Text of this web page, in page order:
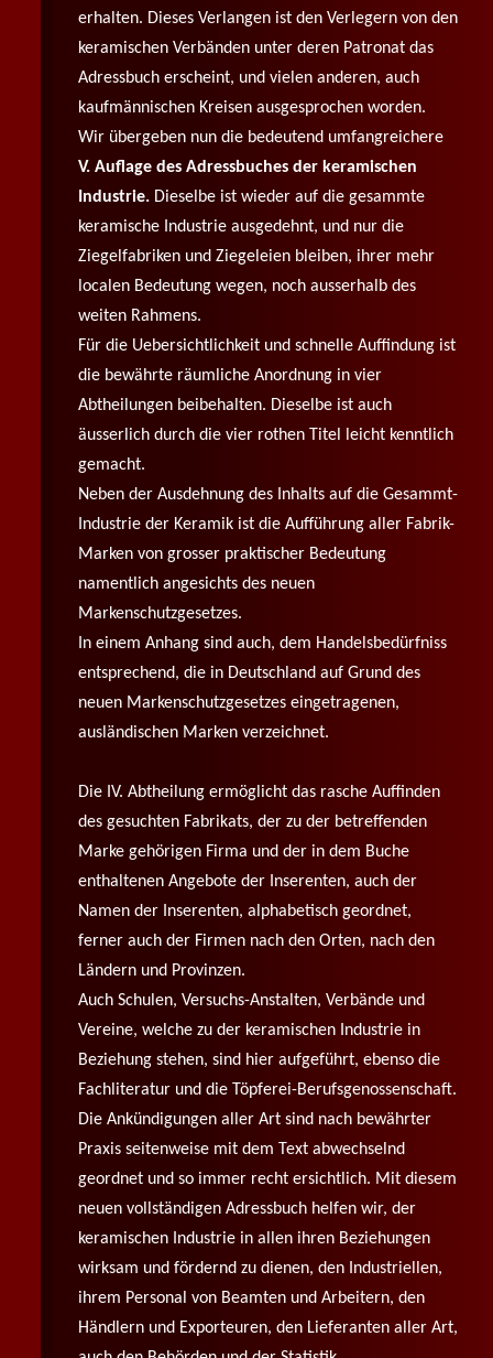
erhalten. Dieses Verlangen ist den Verlegern von den
keramischen Verbänden unter deren Patronat das
Adressbuch erscheint, und vielen anderen, auch
kaufmännischen Kreisen ausgesprochen worden.
Wir übergeben nun die bedeutend umfangreichere
V. Auflage des Adressbuches der keramischen
Industrie. Dieselbe ist wieder auf die gesammte
keramische Industrie ausgedehnt, und nur die
Ziegelfabriken und Ziegeleien bleiben, ihrer mehr
localen Bedeutung wegen, noch ausserhalb des
weiten Rahmens.
Für die Uebersichtlichkeit und schnelle Auffindung ist
die bewährte räumliche Anordnung in vier
Abtheilungen beibehalten. Dieselbe ist auch
äusserlich durch die vier rothen Titel leicht kenntlich
gemacht.
Neben der Ausdehnung des Inhalts auf die Gesammt-
Industrie der Keramik ist die Aufführung aller Fabrik-
Marken von grosser praktischer Bedeutung
namentlich angesichts des neuen
Markenschutzgesetzes.
In einem Anhang sind auch, dem Handelsbedürfniss
entsprechend, die in Deutschland auf Grund des
neuen Markenschutzgesetzes eingetragenen,
ausländischen Marken verzeichnet.
Die IV. Abtheilung ermöglicht das rasche Auffinden
des gesuchten Fabrikats, der zu der betreffenden
Marke gehörigen Firma und der in dem Buche
enthaltenen Angebote der Inserenten, auch der
Namen der Inserenten, alphabetisch geordnet,
ferner auch der Firmen nach den Orten, nach den
Ländern und Provinzen.
Auch Schulen, Versuchs-Anstalten, Verbände und
Vereine, welche zu der keramischen Industrie in
Beziehung stehen, sind hier aufgeführt, ebenso die
Fachliteratur und die Töpferei-Berufsgenossenschaft.
Die Ankündigungen aller Art sind nach bewährter
Praxis seitenweise mit dem Text abwechselnd
geordnet und so immer recht ersichtlich. Mit diesem
neuen vollständigen Adressbuch helfen wir, der
keramischen Industrie in allen ihren Beziehungen
wirksam und fördernd zu dienen, den Industriellen,
ihrem Personal von Beamten und Arbeitern, den
Händlern und Exporteuren, den Lieferanten aller Art,